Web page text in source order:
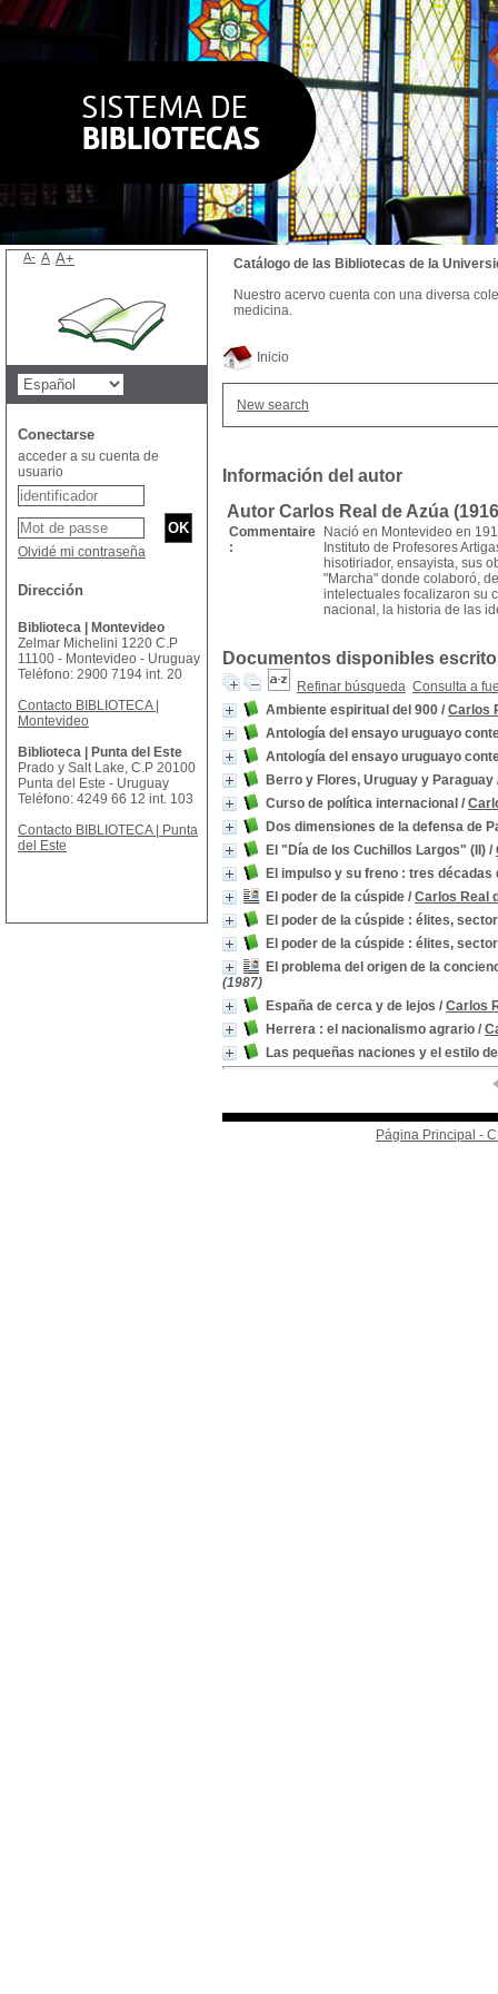
Inicio
New search
Información del autor
Autor Carlos Real de Azúa
Commentaire
:
Nació en Montevideo en
Instituto de Profesores
hisotiriador, ensayista, sus
"Marcha" donde colaboró,
intelectuales focalizaron su
nacional, la historia de las
Documentos disponibles
Refinar búsqueda Consulta a
Ambiente espiritual del 900 / Carlos
Antología del ensayo uruguayo
Antología del ensayo uruguayo
Berro y Flores, Uruguay y Paraguay
Curso de política internacional /
Dos dimensiones de la defensa de
El "Día de los Cuchillos Largos" (II) /
El impulso y su freno : tres
El poder de la cúspide / Carlos Real
El poder de la cúspide : élites,
El poder de la cúspide : élites,
El problema del origen de la
(1987)
España de cerca y de lejos / Carlos
Herrera : el nacionalismo agrario /
Las pequeñas naciones y el estilo
Página Principal -
Catálogo de las Bibliotecas de la
Nuestro acervo cuenta con una diversa
medicina.
A- A A+
Conectarse
acceder a su cuenta de
usuario
Olvidé mi contraseña
Dirección
Biblioteca | Montevideo
Zelmar Michelini 1220 C.P
11100 - Montevideo - Uruguay
Teléfono: 2900 7194 int. 20
Contacto BIBLIOTECA |
Montevideo
Biblioteca | Punta del Este
Prado y Salt Lake, C.P 20100
Punta del Este - Uruguay
Teléfono: 4249 66 12 int. 103
Contacto BIBLIOTECA | Punta
del Este